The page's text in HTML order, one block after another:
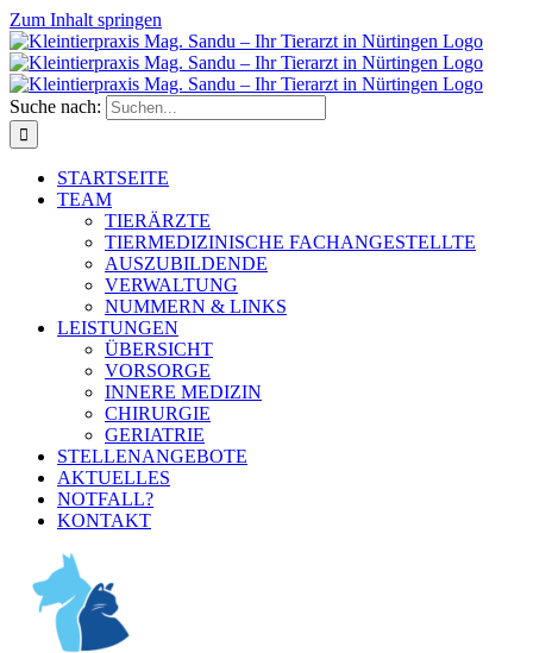
Zum Inhalt springen
Suche nach:
STARTSEITE
TEAM
TIERÄRZTE
TIERMEDIZINISCHE FACHANGESTELLTE
AUSZUBILDENDE
VERWALTUNG
NUMMERN & LINKS
LEISTUNGEN
ÜBERSICHT
VORSORGE
INNERE MEDIZIN
CHIRURGIE
GERIATRIE
STELLENANGEBOTE
AKTUELLES
NOTFALL?
KONTAKT